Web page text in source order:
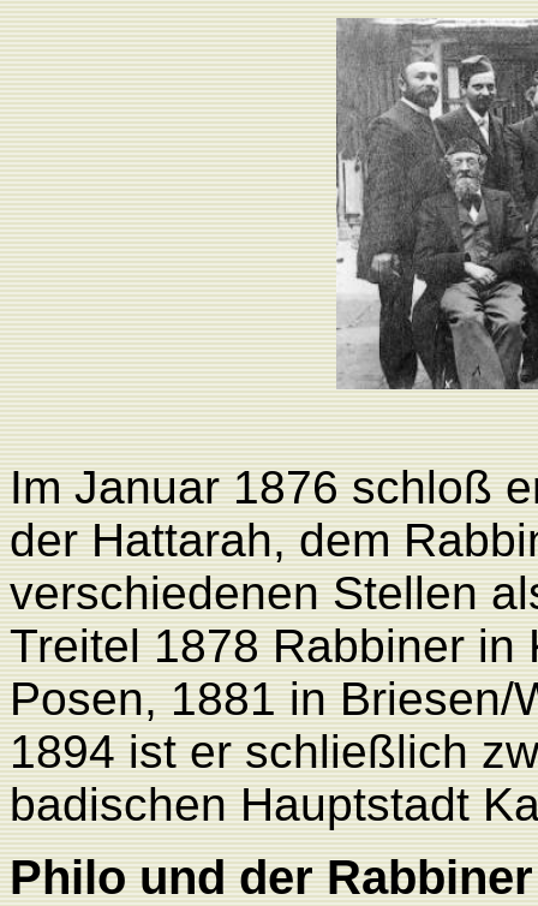
Im Januar 1876 schloß
der Hattarah, dem
verschiedenen Stellen
Treitel 1878 Rabbi­ner in
Posen, 1881 in Briesen/
1894 ist er schließlich
badischen Hauptstadt
Philo und der Rabbiner